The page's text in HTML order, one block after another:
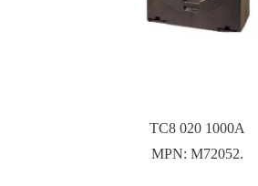
TC8 020 1000A
MPN: M72052.